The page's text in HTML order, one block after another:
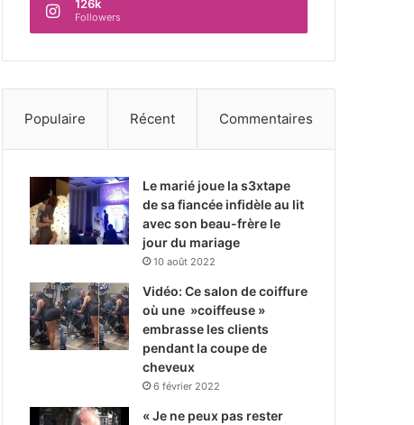
126k
Followers
Populaire Récent Commentaires
Le marié joue la s3xtape
de sa fiancée infidèle au lit
avec son beau-frère le
jour du mariage
10 août 2022
Vidéo: Ce salon de coiffure
où une »coiffeuse »
embrasse les clients
pendant la coupe de
cheveux
6 février 2022
« Je ne peux pas rester